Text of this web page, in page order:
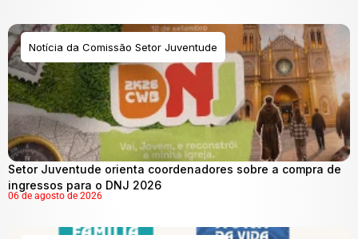
Notícia da Comissão Setor Juventude
Setor Juventude orienta coordenadores sobre a compra de
ingressos para o DNJ 2026
06 de agosto de 2026